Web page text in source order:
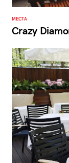
МЕСТА
Crazy